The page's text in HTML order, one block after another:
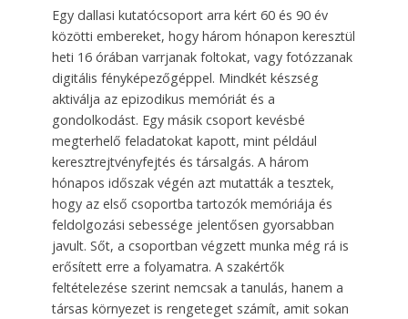
Egy dallasi kutatócsoport arra kért 60 és 90 év
közötti embereket, hogy három hónapon keresztül
heti 16 órában varrjanak foltokat, vagy fotózzanak
digitális fényképezőgéppel. Mindkét készség
aktiválja az epizodikus memóriát és a
gondolkodást. Egy másik csoport kevésbé
megterhelő feladatokat kapott, mint például
keresztrejtvényfejtés és társalgás. A három
hónapos időszak végén azt mutatták a tesztek,
hogy az első csoportba tartozók memóriája és
feldolgozási sebessége jelentősen gyorsabban
javult. Sőt, a csoportban végzett munka még rá is
erősített erre a folyamatra. A szakértők
feltételezése szerint nemcsak a tanulás, hanem a
társas környezet is rengeteget számít, amit sokan